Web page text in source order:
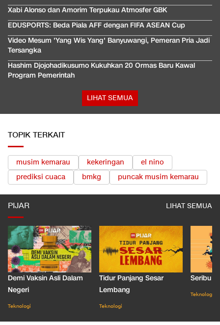
Xabi Alonso dan Amorim Terpukau Atmosfer GBK
EDUSPORTS: Beda Piala AFF dengan FIFA ASEAN Cup
Video Mesum 'Yang Wis Yang' Banyuwangi, Pemeran Pria Jadi
Tersangka
Hashim Djojohadikusumo Kukuhkan 20 Ormas Baru Kawal
Program Pemerintah
LIHAT SEMUA
TOPIK TERKAIT
musim kemarau kekeringan
el nino
prediksi cuaca
bmkg puncak musim kemarau
PIJAR LIHAT SEMUA
Demi Vaksin Asli Dalam
Negeri
Teknologi
Tidur Panjang Sesar
Lembang
Teknologi
Seribu
Teknologi